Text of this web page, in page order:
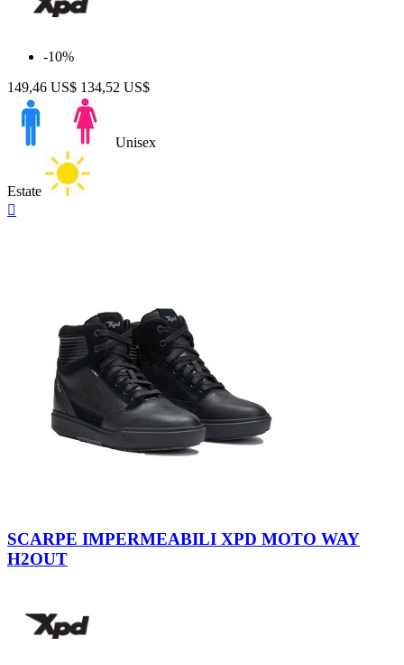
-10%
149,46 US$ 134,52 US$
Unisex
Estate

SCARPE IMPERMEABILI XPD MOTO WAY
H2OUT